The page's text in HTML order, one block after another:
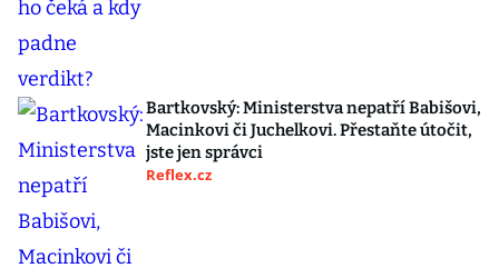
Bartkovský: Ministerstva nepatří Babišovi,
Macinkovi či Juchelkovi. Přestaňte útočit,
jste jen správci
Reflex.cz